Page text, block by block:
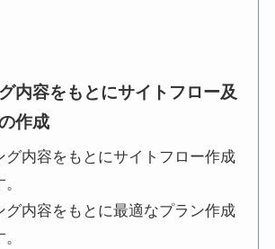
内容をもとにサイトフロー及
作成
グ内容をもとにサイトフロー作成
グ内容をもとに最適なプラン作成